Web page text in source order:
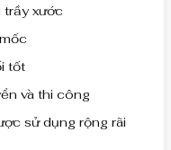
trầy xước
tốt
và thi công
sử dụng rộng rãi